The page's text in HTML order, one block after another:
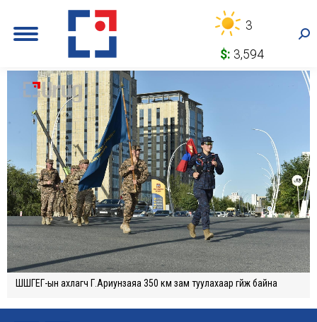
3
$: 3,594
ШШГЕГ-ын ахлагч Г.Ариунзаяа 350 км зам туулахаар гүйж байна